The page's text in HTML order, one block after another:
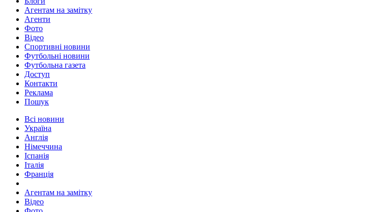
Агентам на замітку
Агенти
Фото
Відео
Спортивні новини
Футбольні новини
Футбольна газета
Доступ
Контакти
Реклама
Пошук
Всі новини
Україна
Англія
Німеччина
Іспанія
Італія
Франція
Агентам на замітку
Відео